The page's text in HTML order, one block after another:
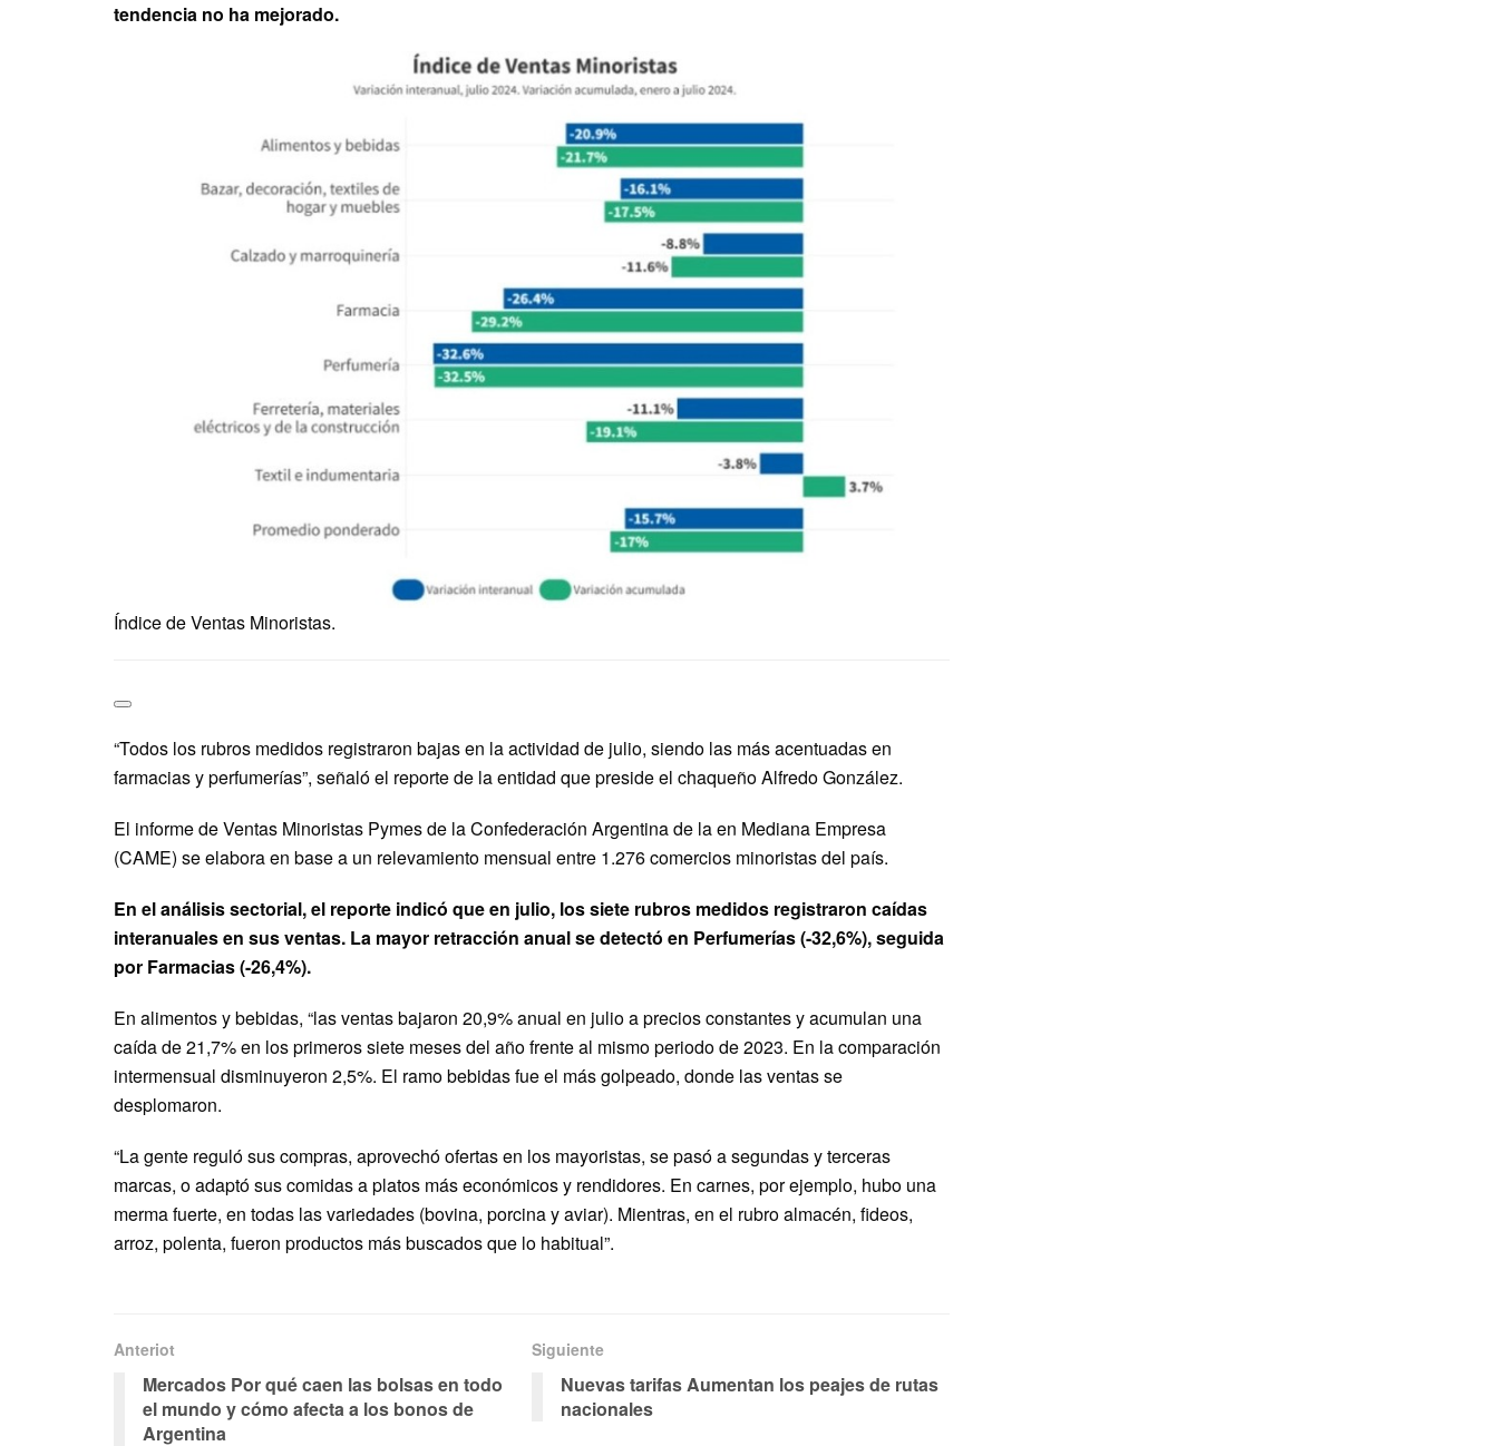
tendencia no ha mejorado.
Índice de Ventas Minoristas.
“Todos los rubros medidos registraron bajas en la actividad de julio, siendo las más acentuadas en
farmacias y perfumerías”, señaló el reporte de la entidad que preside el chaqueño Alfredo González.
El informe de Ventas Minoristas Pymes de la Confederación Argentina de la en Mediana Empresa
(CAME) se elabora en base a un relevamiento mensual entre 1.276 comercios minoristas del país.
En el análisis sectorial, el reporte indicó que en julio, los siete rubros medidos registraron caídas
interanuales en sus ventas. La mayor retracción anual se detectó en Perfumerías (-32,6%), seguida
por Farmacias (-26,4%).
En alimentos y bebidas, “las ventas bajaron 20,9% anual en julio a precios constantes y acumulan una
caída de 21,7% en los primeros siete meses del año frente al mismo periodo de 2023. En la comparación
intermensual disminuyeron 2,5%. El ramo bebidas fue el más golpeado, donde las ventas se
desplomaron.
“La gente reguló sus compras, aprovechó ofertas en los mayoristas, se pasó a segundas y terceras
marcas, o adaptó sus comidas a platos más económicos y rendidores. En carnes, por ejemplo, hubo una
merma fuerte, en todas las variedades (bovina, porcina y aviar). Mientras, en el rubro almacén, fideos,
arroz, polenta, fueron productos más buscados que lo habitual”.
Anteriot
Mercados Por qué caen las bolsas en todo
el mundo y cómo afecta a los bonos de
Argentina
Siguiente
Nuevas tarifas Aumentan los peajes de rutas
nacionales